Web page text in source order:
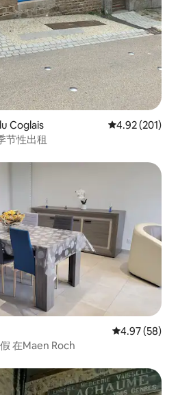
Coglais 平均评分 4.92
4.92 (201)
节性出租
平均评分
4.97 (58)
在Maen Roch